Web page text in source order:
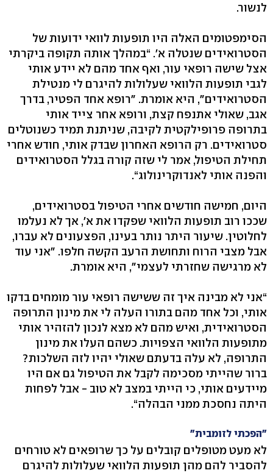
לנשור.
הסימפטומים האלה היו תופעות לוואי ידועות של
הסטרואידים שנטלה א׳. “במהלך אותה תקופה ביקרתי
אצל שישה רופאי עור, ואף אחד מהם לא יידע אותי
לגבי תופעות הלוואי שעלולות להיגרם לי מנטילת
הסטרואידים‭,"‬ היא אומרת. "רופא אחד הפטיר, בדרך
אגב, שאולי אתנפח קצת, ורופא אחר צייד אותי
בתרופה פרופילקטית לקיבה, שניתנת תמיד כשנוטלים
סטרואידים. רק הרופא האחרון שבדק אותי, חודש אחרי
תחילת הטיפול, אמר לי שזה קורה בגלל הסטרואידים
והפנה אותי לאנדוקרינולוג‭.“‬
היום, חמישה חודשים אחרי הטיפול בסטרואידים,
שככו רוב תופעות הלוואי שפקדו את א׳, אך לא נעלמו
לחלוטין. שיעור היתר נותר בעינו, הפצעונים לא עברו,
אבל מצבי הרוח ותחושת הרעב הקשה חלפו. "אני עוד
לא מרגישה שחזרתי לעצמי‭,"‬ היא אומרת.
“אני לא מבינה איך זה ששישה רופאי עור מומחים בדקו
אותי, וכל אחד מהם בתורו העלה לי את מינון התרופה
הסטרואידית, ואיש מהם לא מצא לנכון להזהיר אותי
מתופעות הלוואי הצפויות. כשהם העלו את מינון
התרופה, לא עלה בדעתם שאולי יהיו לזה השלכות?
ברור שהייתי מסכימה לקבל את הטיפול גם אם היו
מיידעים אותי, כי הייתי במצב לא טוב - אבל לפחות
היתה נחסכת ממני הבהלה‭.“‬
"הפכתי לזומבית"
לא מעט מטופלים קובלים על כך שרופאים לא טורחים
להסביר להם מהן תופעות הלוואי שעלולות להיגרם